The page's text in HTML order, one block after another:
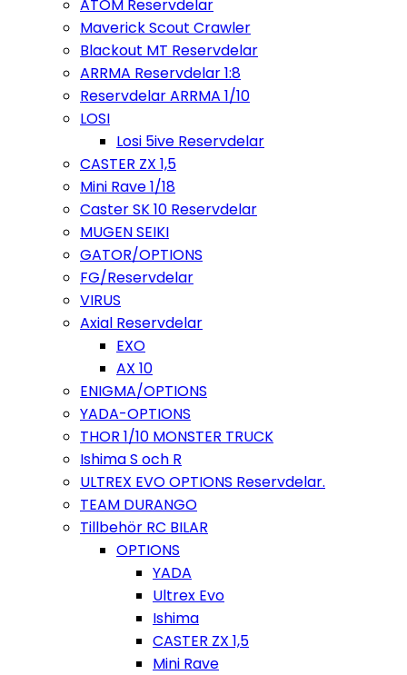
ATOM Reservdelar
Maverick Scout Crawler
Blackout MT Reservdelar
ARRMA Reservdelar 1:8
Reservdelar ARRMA 1/10
LOSI
Losi 5ive Reservdelar
CASTER ZX 1,5
Mini Rave 1/18
Caster SK 10 Reservdelar
MUGEN SEIKI
GATOR/OPTIONS
FG/Reservdelar
VIRUS
Axial Reservdelar
EXO
AX 10
ENIGMA/OPTIONS
YADA-OPTIONS
THOR 1/10 MONSTER TRUCK
Ishima S och R
ULTREX EVO OPTIONS Reservdelar.
TEAM DURANGO
Tillbehör RC BILAR
OPTIONS
YADA
Ultrex Evo
Ishima
CASTER ZX 1,5
Mini Rave